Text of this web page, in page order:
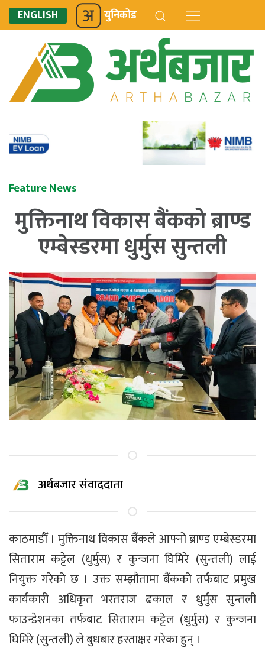
ENGLISH युनिकोड
Feature News
मुक्तिनाथ विकास बैंकको ब्राण्ड
एम्बेस्डरमा धुर्मुस सुन्तली
अर्थबजार संवाददाता
काठमाडौँ । मुक्तिनाथ विकास बैंकले आफ्नो ब्राण्ड एम्बेस्डरमा
सिताराम कट्टेल (धुर्मुस) र कुन्जना घिमिरे (सुन्तली) लाई
नियुक्त गरेको छ । उक्त सम्झौतामा बैंकको तर्फबाट प्रमुख
कार्यकारी अधिकृत भरतराज ढकाल र धुर्मुस सुन्तली
फाउन्डेशनका तर्फबाट सिताराम कट्टेल (धुर्मुस) र कुन्जना
घिमिरे (सुन्तली) ले बुधबार हस्ताक्षर गरेका हुन् ।